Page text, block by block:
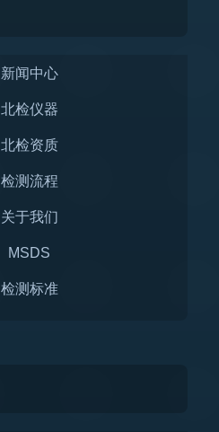
新闻中心
北检仪器
北检资质
检测流程
关于我们
MSDS
检测标准